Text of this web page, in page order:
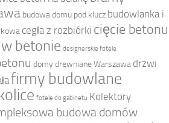
budowa domu pod klucz budowlanka i
cegła z rozbiórki cięcie betonu
betonie designerskie fotele
domy drewniane Warszawa drzwi
firmy budowlane
fotele do gabinetu Kolektory
budowa domów